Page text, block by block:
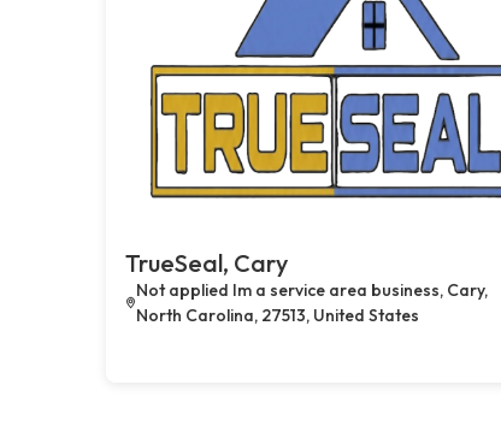
TrueSeal, Cary
Not applied Im a service area business, Cary,
North Carolina, 27513, United States